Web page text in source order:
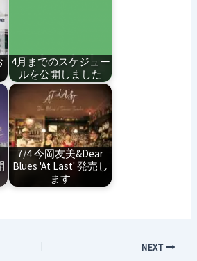
4月までのスケジュー
ルを公開しました
7/4 今岡友美&Dear
Blues 'At Last' 発売し
ます
NEXT